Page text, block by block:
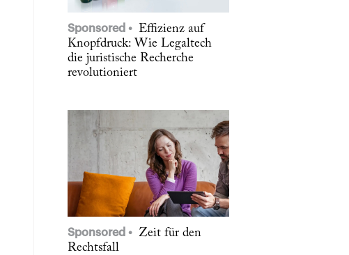
Sponsored
Effizienz auf
Knopfdruck: Wie Legaltech
die juristische Recherche
revolutioniert
Sponsored
Zeit für den
Rechtsfall